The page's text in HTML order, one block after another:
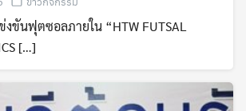
งขันฟุตซอลภายใน “HTW FUTSAL
[…]